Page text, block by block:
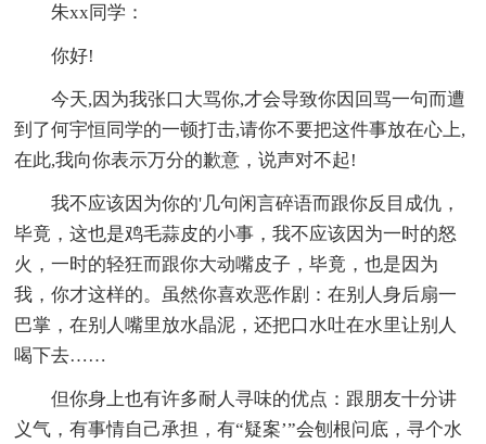
朱xx同学：
你好!
今天,因为我张口大骂你,才会导致你因回骂一句而遭
到了何宇恒同学的一顿打击,请你不要把这件事放在心上,
在此,我向你表示万分的歉意，说声对不起!
我不应该因为你的'几句闲言碎语而跟你反目成仇，
毕竟，这也是鸡毛蒜皮的小事，我不应该因为一时的怒
火，一时的轻狂而跟你大动嘴皮子，毕竟，也是因为
我，你才这样的。虽然你喜欢恶作剧：在别人身后扇一
巴掌，在别人嘴里放水晶泥，还把口水吐在水里让别人
喝下去……
但你身上也有许多耐人寻味的优点：跟朋友十分讲
义气，有事情自己承担，有“疑案’”会刨根问底，寻个水